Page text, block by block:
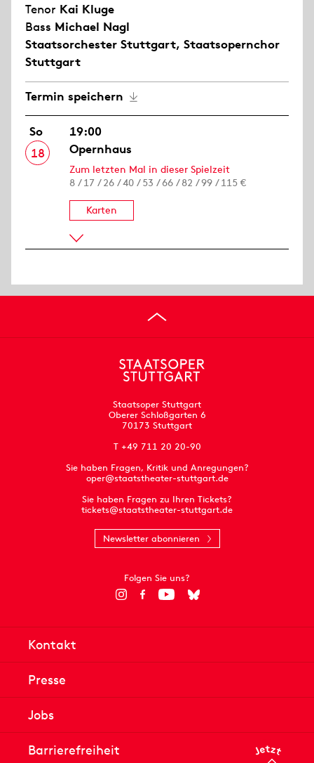
Tenor Kai Kluge
Bass Michael Nagl
Staatsorchester Stuttgart, Staatsopernchor
Stuttgart
Termin speichern
So
18
19:00
Opernhaus
Zum letzten Mal in dieser Spielzeit
8 / 17 / 26 / 40 / 53 / 66 / 82 / 99 / 115 €
Karten
Staatsoper Stuttgart
Oberer Schloßgarten 6
70173 Stuttgart
T +49 711 20 20-90
Sie haben Fragen, Kritik und Anregungen?
oper@staatstheater-stuttgart.de
Sie haben Fragen zu Ihren Tickets?
tickets@staatstheater-stuttgart.de
Newsletter abonnieren
Folgen Sie uns?
Kontakt
Presse
Jobs
Barrierefreiheit